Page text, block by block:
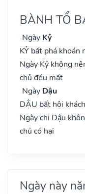
BÀNH TỔ
Ngày Kỷ
KỶ bất phá khoán
Ngày Kỷ không
chủ đều mất
Ngày Dậu
DẬU bất hội
Ngày chi Dậu
chủ có hại
Ngày này